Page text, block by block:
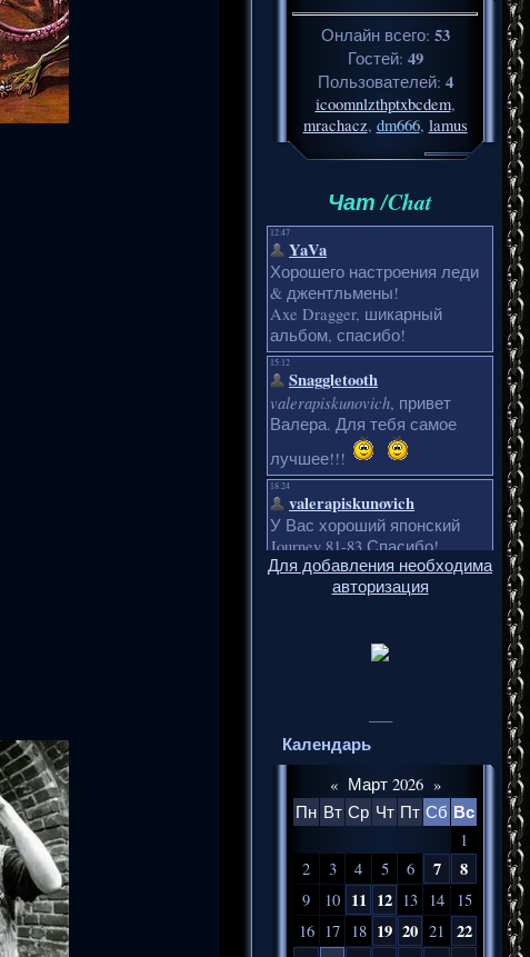
Онлайн всего: 53
Гостей: 49
Пользователей: 4
icoomnlzthptxbcdem,
mrachacz, dm666, lamus
Чат /Chat
Для добавления необходима
авторизация
Календарь
« Март 2026 »
Пн Вт Ср Чт Пт Сб Вс
1
2
3 4 5 6 7 8
9 10 11 12 13 14
15
16
17 18 19 20 21
22